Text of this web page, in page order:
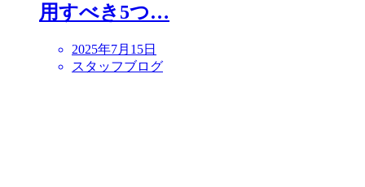
用すべき5つ…
2025年7月15日
スタッフブログ